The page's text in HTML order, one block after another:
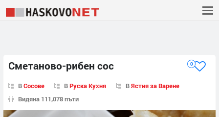
Сметаново-рибен сос 0
ВСосове ВРуска Кухня ВЯстия за Варене
Видяна 111,078 пъти